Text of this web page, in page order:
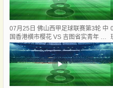
07月25日 佛山西甲足球联赛第3轮 中
国香港横市樱花 VS 吉图省实青年 全
场录像